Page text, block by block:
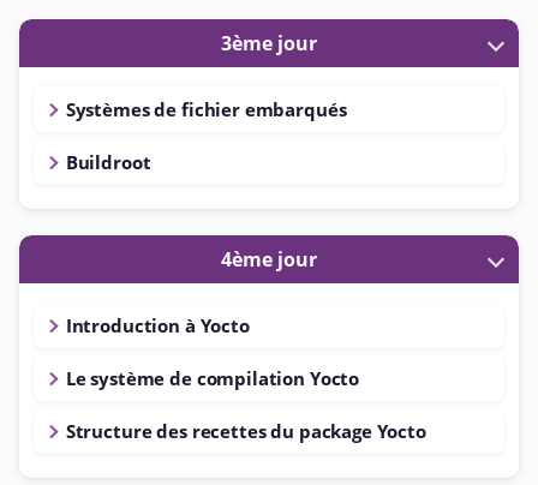
3ème jour
Systèmes de fichier embarqués
Buildroot
4ème jour
Introduction à Yocto
Le système de compilation Yocto
Structure des recettes du package Yocto